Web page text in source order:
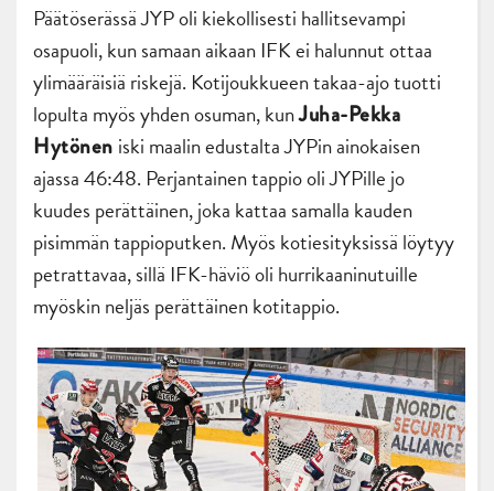
Päätöserässä JYP oli kiekollisesti hallitsevampi
osapuoli, kun samaan aikaan IFK ei halunnut ottaa
ylimääräisiä riskejä. Kotijoukkueen takaa-ajo tuotti
lopulta myös yhden osuman, kunJuha-Pekka
Hytönen iski maalin edustalta JYPin ainokaisen
ajassa 46:48. Perjantainen tappio oli JYPille jo
kuudes perättäinen, joka kattaa samalla kauden
pisimmän tappioputken. Myös kotiesityksissä löytyy
petrattavaa, sillä IFK-häviö oli hurrikaaninutuille
myöskin neljäs perättäinen kotitappio.